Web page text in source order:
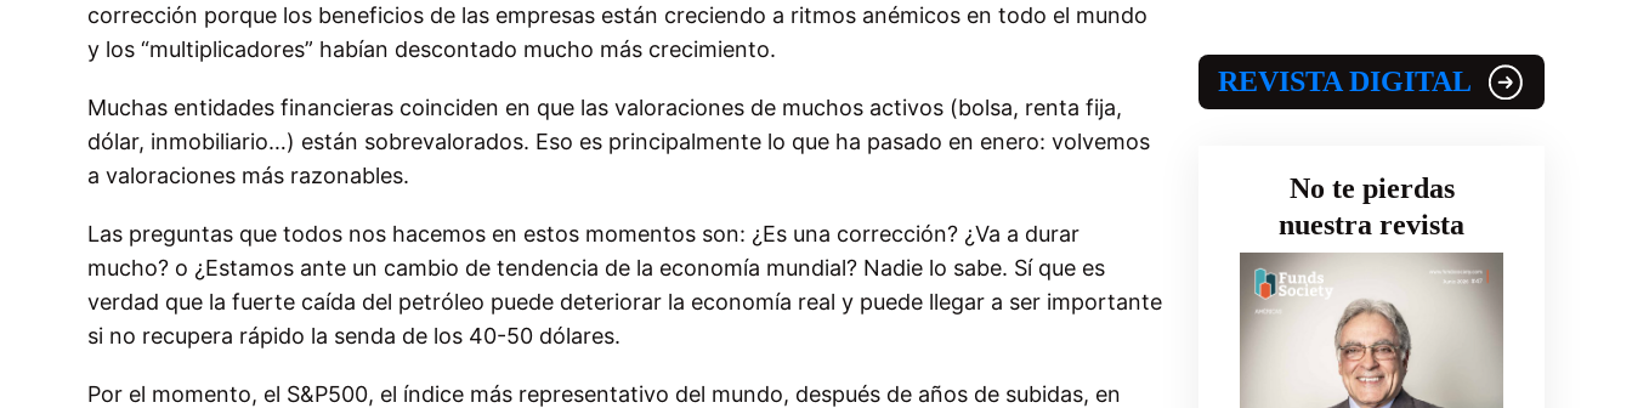
corrección porque los beneficios de las empresas están creciendo a ritmos anémicos en todo el mundo
y los “multiplicadores” habían descontado mucho más crecimiento.
Muchas entidades financieras coinciden en que las valoraciones de muchos activos (bolsa, renta fija,
dólar, inmobiliario…) están sobrevalorados. Eso es principalmente lo que ha pasado en enero: volvemos
a valoraciones más razonables.
Las preguntas que todos nos hacemos en estos momentos son: ¿Es una corrección? ¿Va a durar
mucho? o ¿Estamos ante un cambio de tendencia de la economía mundial? Nadie lo sabe. Sí que es
verdad que la fuerte caída del petróleo puede deteriorar la economía real y puede llegar a ser importante
si no recupera rápido la senda de los 40-50 dólares.
Por el momento, el S&P500, el índice más representativo del mundo, después de años de subidas, en
REVISTA DIGITAL
No te pierdas
nuestra revista